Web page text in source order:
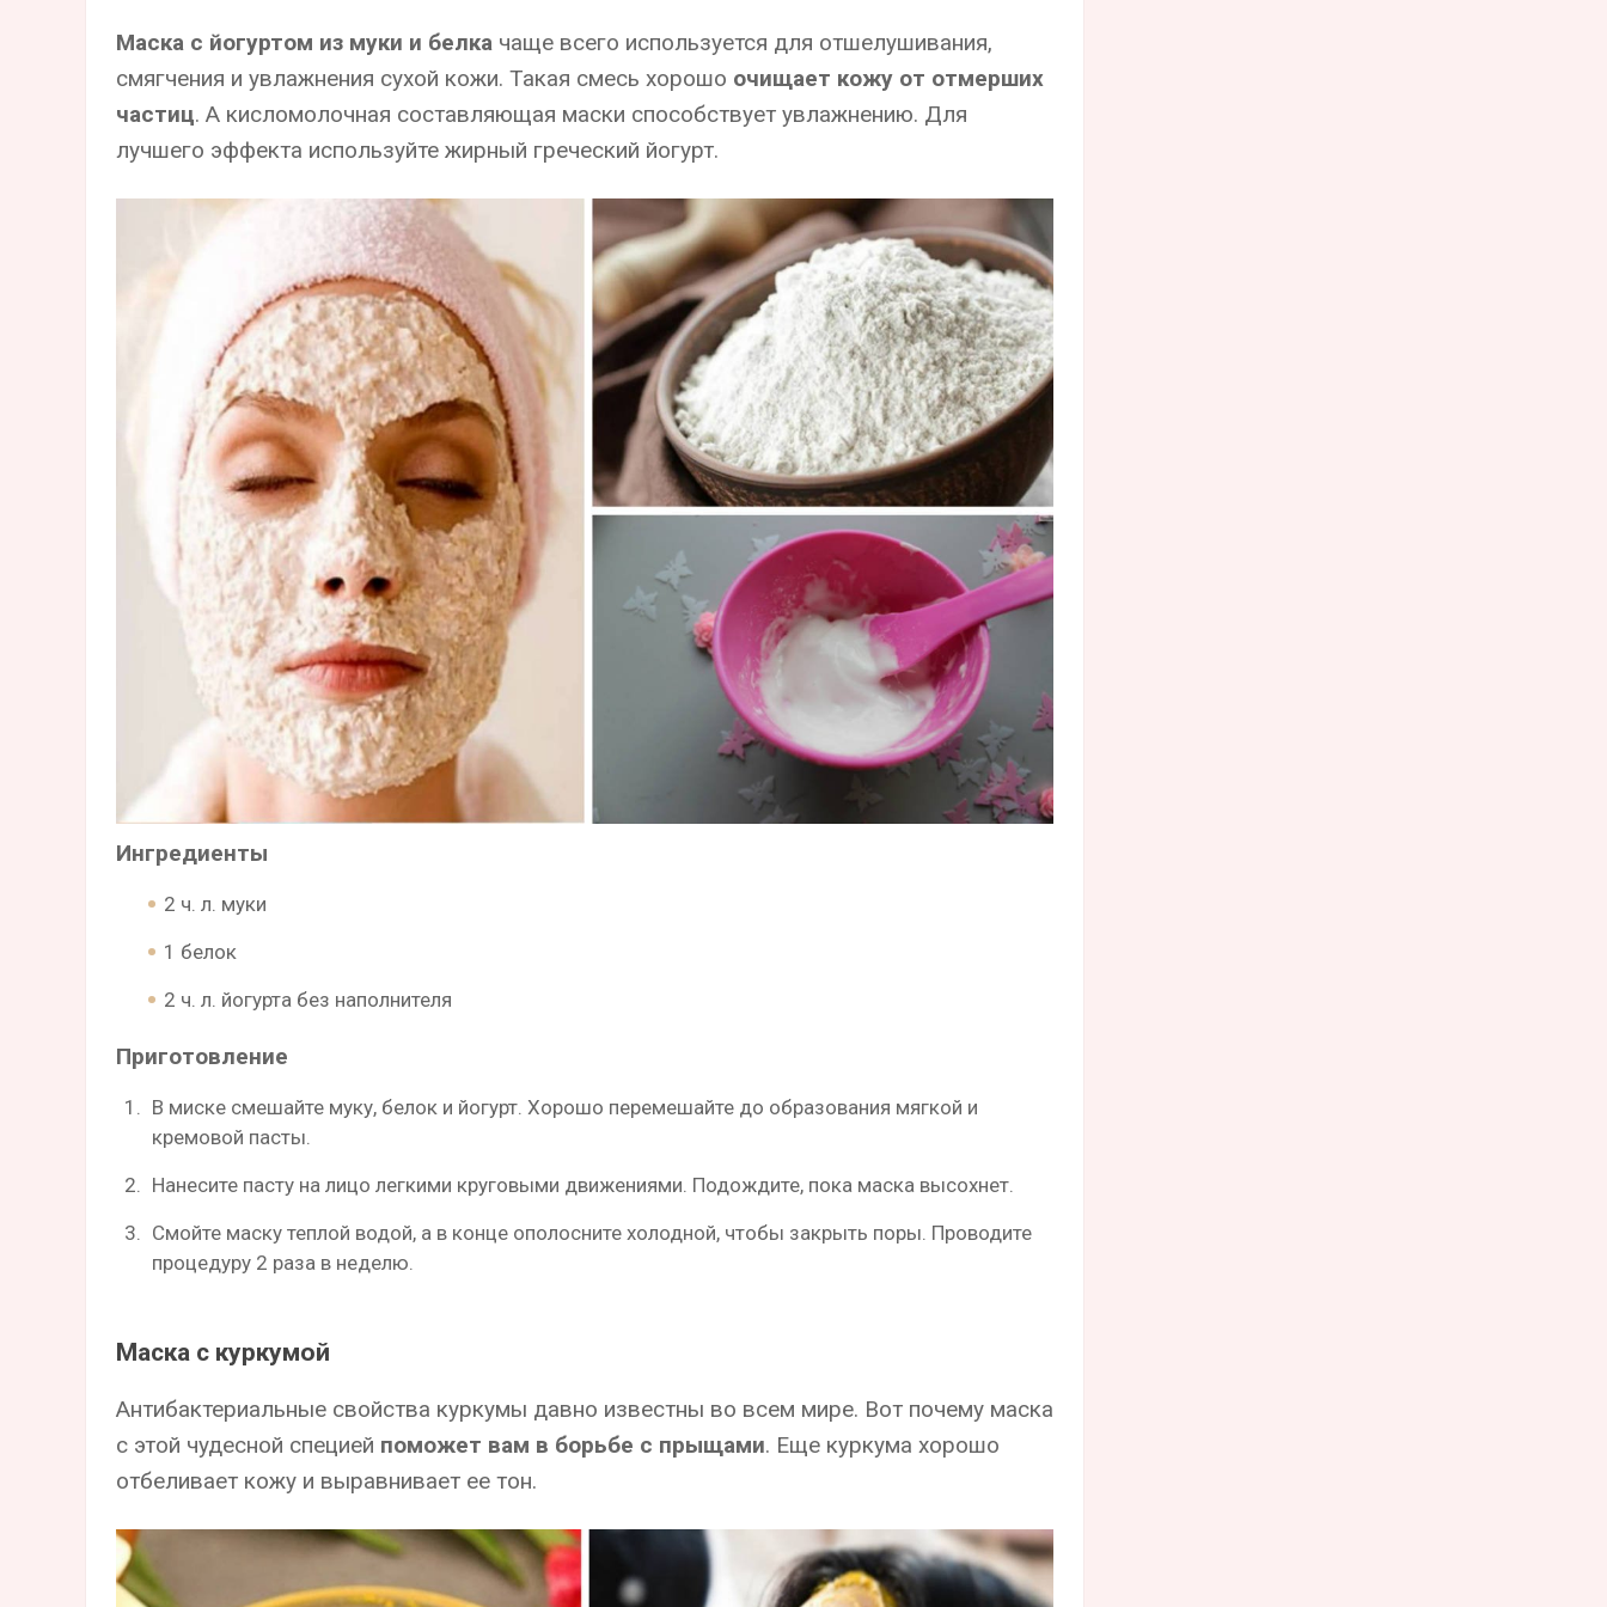
Маска с йогуртом из муки и белка чаще всего используется для отшелушивания,
смягчения и увлажнения сухой кожи. Такая смесь хорошо очищает кожу от отмерших
частиц. А кисломолочная составляющая маски способствует увлажнению. Для
лучшего эффекта используйте жирный греческий йогурт.
Ингредиенты
2 ч. л. муки
1 белок
2 ч. л. йогурта без наполнителя
Приготовление
В миске смешайте муку, белок и йогурт. Хорошо перемешайте до образования мягкой и
кремовой пасты.
Нанесите пасту на лицо легкими круговыми движениями. Подождите, пока маска высохнет.
Смойте маску теплой водой, а в конце ополосните холодной, чтобы закрыть поры. Проводите
процедуру 2 раза в неделю.
Маска с куркумой
Антибактериальные свойства куркумы давно известны во всем мире. Вот почему маска
с этой чудесной специей поможет вам в борьбе с прыщами. Еще куркума хорошо
отбеливает кожу и выравнивает ее тон.